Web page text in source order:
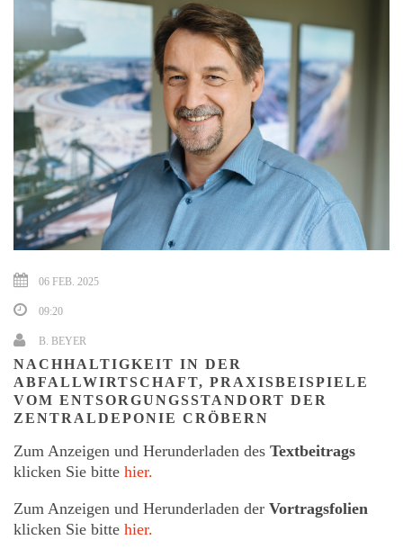
06 FEB. 2025
09:20
B. BEYER
NACHHALTIGKEIT IN DER
ABFALLWIRTSCHAFT, PRAXISBEISPIELE
VOM ENTSORGUNGSSTANDORT DER
ZENTRALDEPONIE CRÖBERN
Zum Anzeigen und Herunderladen des Textbeitrags
klicken Sie bitte hier.
Zum Anzeigen und Herunderladen der Vortragsfolien
klicken Sie bitte hier.